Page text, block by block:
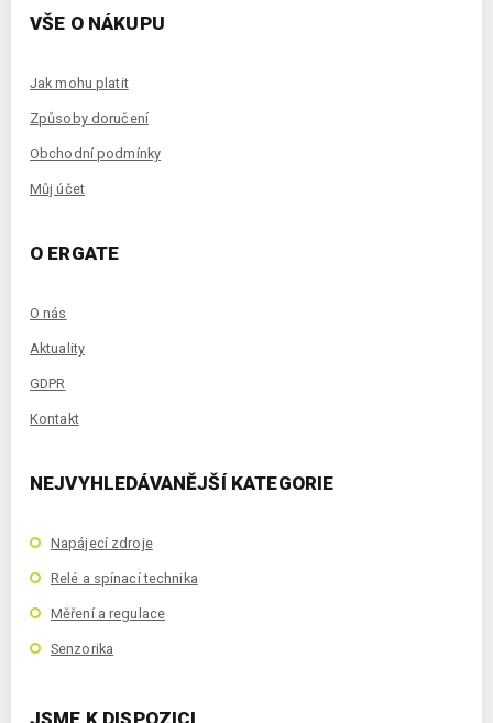
VŠE O NÁKUPU
Jak mohu platit
Způsoby doručení
Obchodní podmínky
Můj účet
O ERGATE
O nás
Aktuality
GDPR
Kontakt
NEJVYHLEDÁVANĚJŠÍ KATEGORIE
Napájecí zdroje
Relé a spínací technika
Měření a regulace
Senzorika
JSME K DISPOZICI